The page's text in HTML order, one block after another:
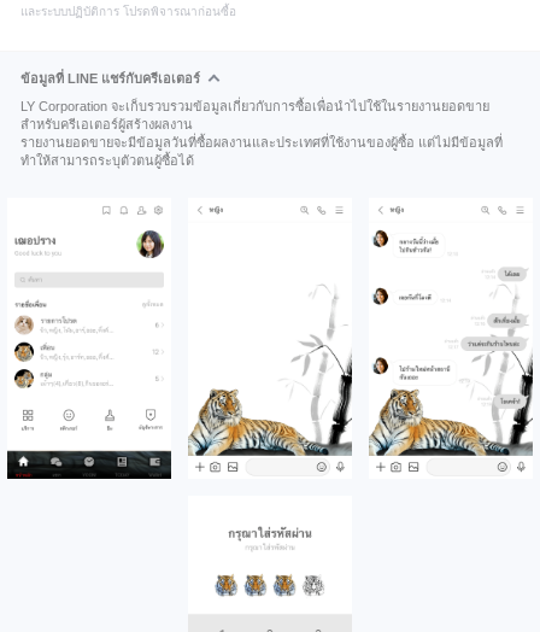
และระบบปฏิบัติการ โปรดพิจารณาก่อนซื้อ
ข้อมูลที่ LINE แชร์กับครีเอเตอร์
LY Corporation จะเก็บรวบรวมข้อมูลเกี่ยวกับการซื้อเพื่อนำไปใช้ในรายงานยอดขาย
สำหรับครีเอเตอร์ผู้สร้างผลงาน
รายงานยอดขายจะมีข้อมูลวันที่ซื้อผลงานและประเทศที่ใช้งานของผู้ซื้อ แต่ไม่มีข้อมูลที่
ทำให้สามารถระบุตัวตนผู้ซื้อได้